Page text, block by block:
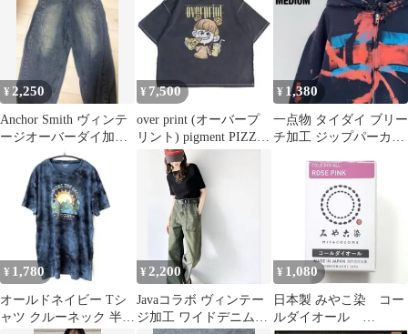
¥2,250
Anchor Smith ヴィンテ
ージオーバーダイ加工
バレルデニムパンツ
¥ 7,500
over print (オーバープ
リント) pigment PIZZA
¥ 1,380
一点物 タイダイ ブリー
チ加工 ジップパーカー
¥ 1,780
オールドネイビー Tシ
ャツ クルーネック 半袖
¥2,200
Javaコラボ ヴィンテー
ジ加工 ワイドデニムパ
¥ 1,080
日本製 みやこ染 コー
ルダイオール